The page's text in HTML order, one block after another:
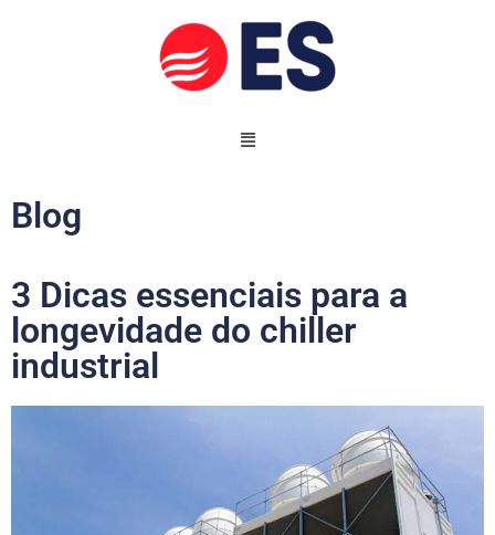
Blog
3 Dicas essenciais para a
longevidade do chiller
industrial